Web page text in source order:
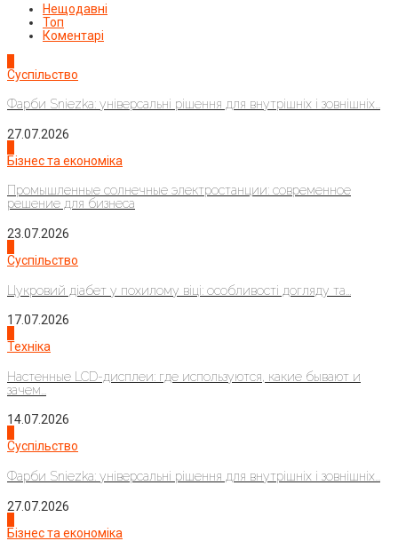
Нещодавні
Топ
Коментарі
Суспільство
Фарби Sniezka: універсальні рішення для внутрішніх і зовнішніх...
27.07.2026
Бізнес та економіка
Промышленные солнечные электростанции: современное
решение для бизнеса
23.07.2026
Суспільство
Цукровий діабет у похилому віці: особливості догляду та...
17.07.2026
Техніка
Настенные LCD-дисплеи: где используются, какие бывают и
зачем...
14.07.2026
Суспільство
Фарби Sniezka: універсальні рішення для внутрішніх і зовнішніх...
27.07.2026
Бізнес та економіка